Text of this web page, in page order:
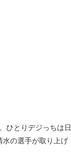
ひとりデジっちは日
の選手が取り上げ